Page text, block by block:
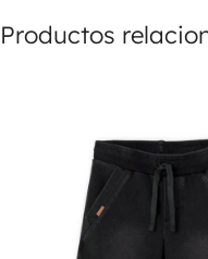
Productos